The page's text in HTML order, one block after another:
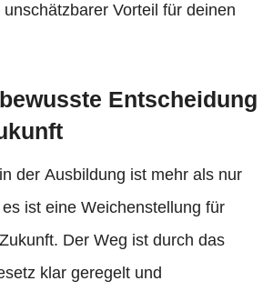
Vorteil für deinen
Entscheidung
der Ausbildung ist mehr als nur
ist eine Weichenstellung für
Der Weg ist durch das
klar geregelt und